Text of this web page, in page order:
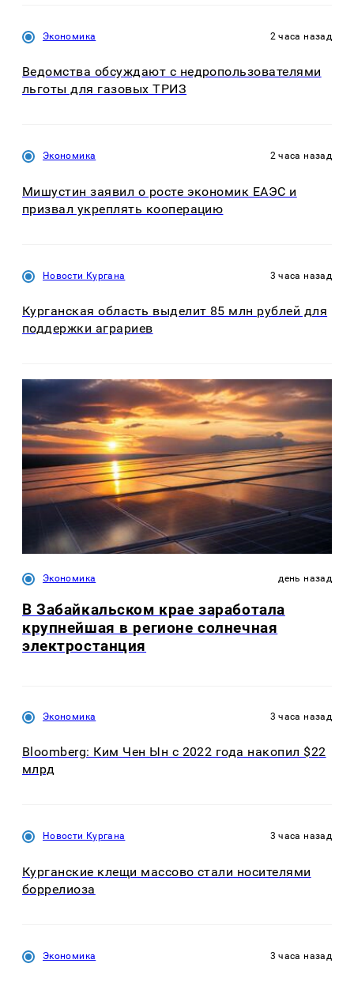
Экономика 2 часа назад
Ведомства обсуждают с недропользователями
льготы для газовых ТРИЗ
Экономика 2 часа назад
Мишустин заявил о росте экономик ЕАЭС и
призвал укреплять кооперацию
Новости Кургана 3 часа назад
Курганская область выделит 85 млн рублей для
поддержки аграриев
Экономика день назад
В Забайкальском крае заработала
крупнейшая в регионе солнечная
электростанция
Экономика 3 часа назад
Bloomberg: Ким Чен Ын с 2022 года накопил $22
млрд
Новости Кургана 3 часа назад
Курганские клещи массово стали носителями
боррелиоза
Экономика 3 часа назад